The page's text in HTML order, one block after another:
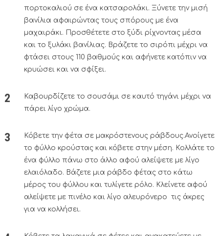
πορτοκαλιού σε ένα κατσαρολάκι. Ξύνετε την μισή
βανίλια αφαιρώντας τους σπόρους με ένα
μαχαιράκι. Προσθέτετε στο ξύδι ρίχνοντας μέσα
και το ξυλάκι βανίλιας. Βράζετε το σιρόπι μέχρι να
φτάσει στους 110 βαθμούς και αφήνετε κατόπιν να
κρυώσει και να σφίξει.
Καβουρδίζετε το σουσάμι σε καυτό τηγάνι μέχρι να
πάρει λίγο χρώμα.
Κόβετε την φέτα σε μακρόστενους ράβδους.Ανοίγετε
το φύλλο κρούστας και κόβετε στην μέση. Κολλάτε το
ένα φύλλο πάνω στο άλλο αφού αλείψετε με λίγο
ελαιόλαδο. Βάζετε μια ράβδο φέτας στο κάτω
μέρος του φύλλου και τυλίγετε ρόλο. Κλείνετε αφού
αλείψετε με πινέλο και λίγο αλευρόνερο τις άκρες
για να κολλήσει.